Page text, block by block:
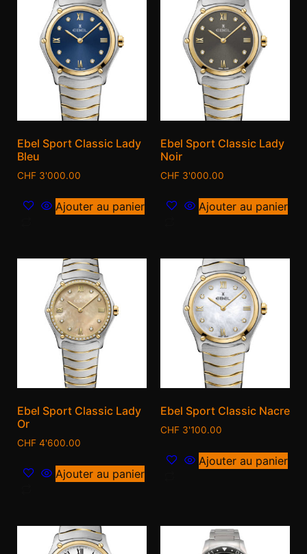
Ebel Sport Classic Lady
Bleu
CHF 3'000.00
Ajouter au panier
Ebel Sport Classic Lady
Noir
CHF 3'000.00
Ajouter au panier
Ebel Sport Classic Lady
Or
CHF 4'600.00
Ajouter au panier
Ebel Sport Classic Nacre
CHF 3'100.00
Ajouter au panier